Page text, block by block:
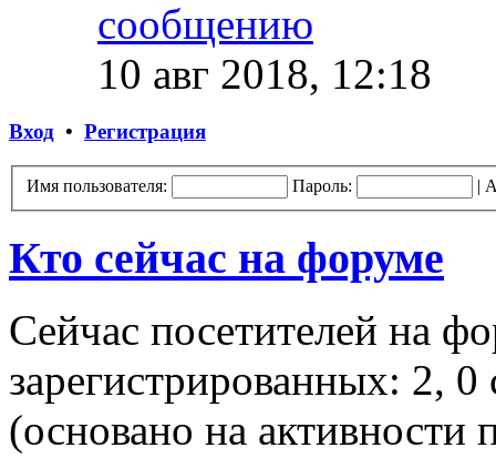
10 авг 2018, 12:18
Вход • Регистрация
Имя пользователя: Пароль: |
Кто сейчас на форуме
Сейчас посетителей на
зарегистрированных: 2,
(основано на активности